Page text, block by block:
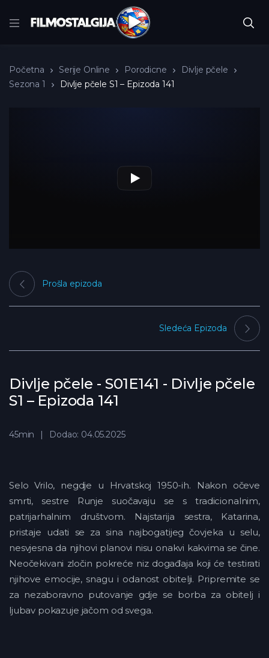
Početna Serije Online Porodicne
Divlje pčele
Sezona 1
Divlje pčele S1 – Epizoda 141
Divlje pčele - S01E141 - Divlje pčele
S1 – Epizoda 141
Prošla epizoda
Sledeća Epizoda
45min Dodao: 04.05.2025
Selo Vrilo, negdje u Hrvatskoj 1950-ih. Nakon očeve
smrti, sestre Runje suočavaju se s tradicionalnim,
patrijarhalnim društvom. Najstarija sestra, Katarina,
pristaje udati se za sina najbogatijeg čovjeka u selu,
nesvjesna da njihovi planovi nisu onakvi kakvima se čine.
Neočekivani zločin pokreće niz događaja koji će testirati
njihove emocije, snagu i odanost obitelji. Pripremite se
za nezaboravno putovanje gdje se borba za obitelj i
ljubav pokazuje jačom od svega.